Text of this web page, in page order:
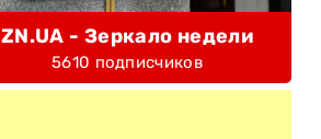
ZN.UA - Зеркало недели
5610 подписчиков